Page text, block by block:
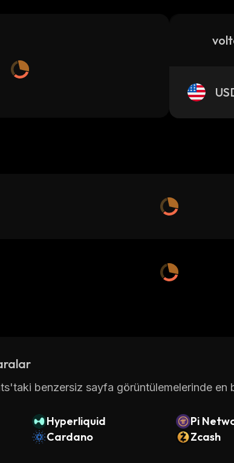
benzersiz sayfa görüntülemelerinde en
Hyperliquid Pi
Cardano Zcash